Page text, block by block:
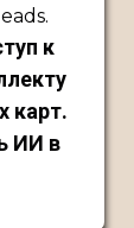
к
карт.
ИИ в